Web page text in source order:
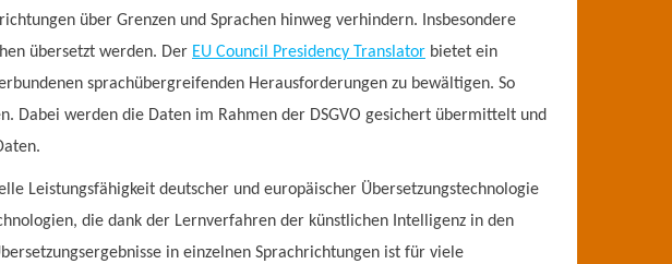
über Grenzen und Sprachen hinweg verhindern. Insbesondere
übersetzt werden. Der EU Council Presidency Translator bietet ein
sprachübergreifenden Herausforderungen zu bewältigen. So
Dabei werden die Daten im Rahmen der DSGVO gesichert übermittelt und
Leistungsfähigkeit deutscher und europäischer Übersetzungstechnologie
die dank der Lernverfahren der künstlichen Intelligenz in den
in einzelnen Sprachrichtungen ist für viele